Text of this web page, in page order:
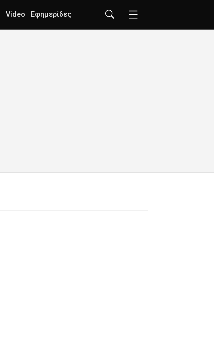
Video Εφημερίδες